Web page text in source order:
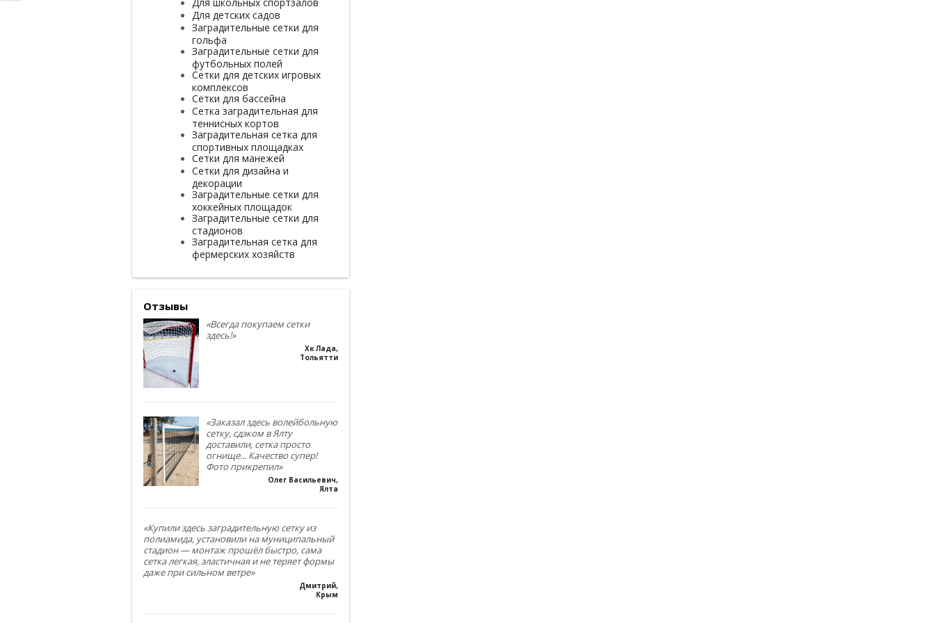
Для детских садов
Заградительные сетки для
гольфа
Заградительные сетки для
футбольных полей
Сетки для детских игровых
комплексов
Сетки для бассейна
Сетка заградительная для
теннисных кортов
Заградительная сетка для
спортивных площадках
Сетки для манежей
Сетки для дизайна и
декорации
Заградительные сетки для
хоккейных площадок
Заградительные сетки для
стадионов
Заградительная сетка для
фермерских хозяйств
Отзывы
«Всегда покупаем сетки
здесь!»
Хк Лада,
Тольятти
«Заказал здесь волейбольную
сетку, сдэком в Ялту
доставили, сетка просто
огнище... Качество супер!
Фото прикрепил»
Олег Васильевич,
Ялта
«Купили здесь заградительную сетку из
полиамида, установили на муниципальный
стадион — монтаж прошёл быстро, сама
сетка легкая, эластичная и не теряет формы
даже при сильном ветре»
Дмитрий,
Крым